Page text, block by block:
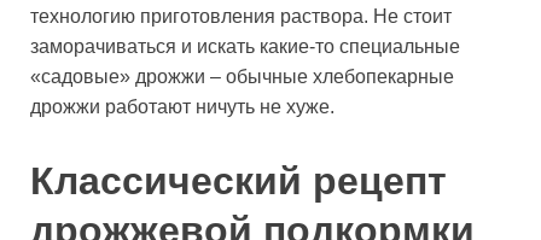
технологию приготовления раствора. Не стоит
заморачиваться и искать какие-то специальные
«садовые» дрожжи – обычные хлебопекарные
дрожжи работают ничуть не хуже.
Классический рецепт
дрожжевой подкормки